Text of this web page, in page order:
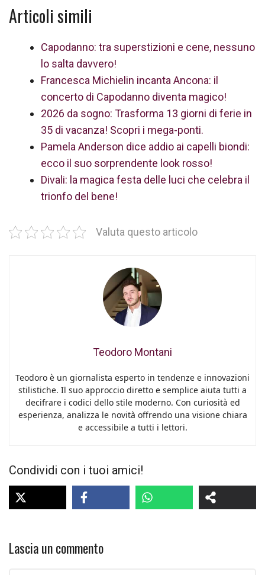
Articoli simili
Capodanno: tra superstizioni e cene, nessuno
lo salta davvero!
Francesca Michielin incanta Ancona: il
concerto di Capodanno diventa magico!
2026 da sogno: Trasforma 13 giorni di ferie in
35 di vacanza! Scopri i mega-ponti.
Pamela Anderson dice addio ai capelli biondi:
ecco il suo sorprendente look rosso!
Divali: la magica festa delle luci che celebra il
trionfo del bene!
Valuta questo articolo
Teodoro Montani
Teodoro è un giornalista esperto in tendenze e innovazioni
stilistiche. Il suo approccio diretto e semplice aiuta tutti a
decifrare i codici dello stile moderno. Con curiosità ed
esperienza, analizza le novità offrendo una visione chiara
e accessibile a tutti i lettori.
Condividi con i tuoi amici!
Lascia un commento